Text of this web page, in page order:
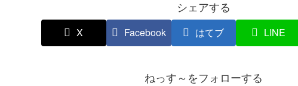
シェアする
X Facebook はてブ LINE
ねっす～をフォローする